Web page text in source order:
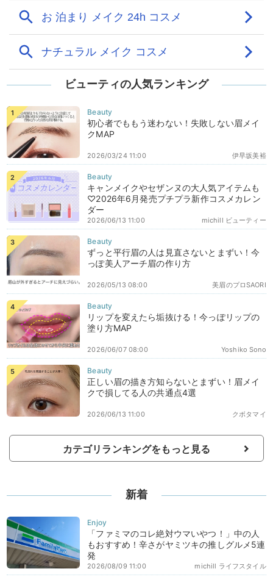
ビューティの人気ランキング
初心者でももう迷わない！失敗しない眉メイ
クMAP
伊早坂美裕
2026/03/24 11:00
キャンメイクやセザンヌの大人気アイテムも
♡2026年6月発売プチプラ新作コスメカレン
ダー
michill ビューティー
2026/06/13 11:00
ずっと平行眉の人は見直さないとまずい！今
っぽ美人アーチ眉の作り方
美眉のプロSAORI
2026/05/13 08:00
リップを変えたら垢抜ける！今っぽリップの
塗り方MAP
Yoshiko Sono
2026/06/07 08:00
正しい眉の描き方知らないとまずい！眉メイ
クで損してる人の共通点4選
クボタマイ
2026/06/13 11:00
カテゴリランキングをもっと見る
新着
「ファミマのコレ絶対ウマいやつ！」中の人
もおすすめ！辛さがヤミツキの推しグルメ5連
発
michill ライフスタイル
2026/08/09 11:00